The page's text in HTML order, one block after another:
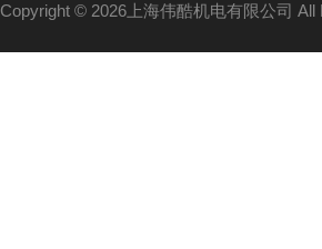
Copyright © 2026上海伟酷机电有限公司